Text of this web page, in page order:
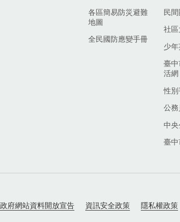
各區簡易防災避難
地圖
全民國防應變手冊
民
社
少
臺中
活網
性別
公
中央
臺中
政府網站資料開放宣告 資訊安全政策 隱私權政策